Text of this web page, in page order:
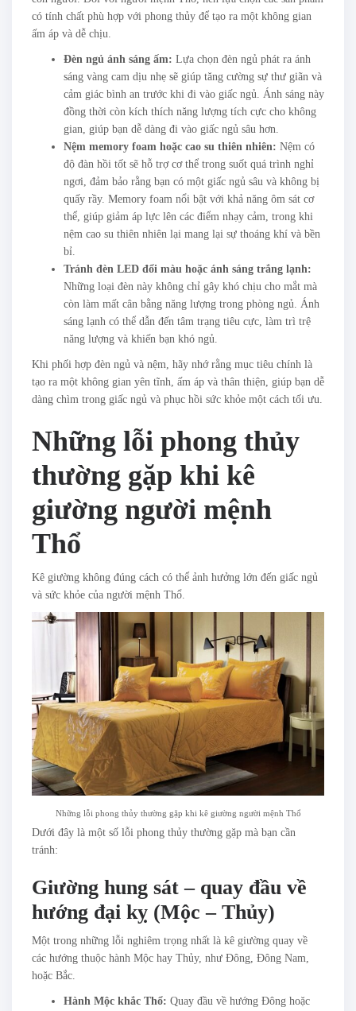
có tính chất phù hợp với phong thủy để tạo ra một không gian
ấm áp và dễ chịu.
Đèn ngủ ánh sáng ấm: Lựa chọn đèn ngủ phát ra ánh
sáng vàng cam dịu nhẹ sẽ giúp tăng cường sự thư giãn và
cảm giác bình an trước khi đi vào giấc ngủ. Ánh sáng này
đồng thời còn kích thích năng lượng tích cực cho không
gian, giúp bạn dễ dàng đi vào giấc ngủ sâu hơn.
Nệm memory foam hoặc cao su thiên nhiên: Nệm có
độ đàn hồi tốt sẽ hỗ trợ cơ thể trong suốt quá trình nghỉ
ngơi, đảm bảo rằng bạn có một giấc ngủ sâu và không bị
quấy rầy. Memory foam nổi bật với khả năng ôm sát cơ
thể, giúp giảm áp lực lên các điểm nhạy cảm, trong khi
nệm cao su thiên nhiên lại mang lại sự thoáng khí và bền
bỉ.
Tránh đèn LED đổi màu hoặc ánh sáng trắng lạnh:
Những loại đèn này không chỉ gây khó chịu cho mắt mà
còn làm mất cân bằng năng lượng trong phòng ngủ. Ánh
sáng lạnh có thể dẫn đến tâm trạng tiêu cực, làm trì trệ
năng lượng và khiến bạn khó ngủ.
Khi phối hợp đèn ngủ và nệm, hãy nhớ rằng mục tiêu chính là
tạo ra một không gian yên tĩnh, ấm áp và thân thiện, giúp bạn dễ
dàng chìm trong giấc ngủ và phục hồi sức khỏe một cách tối ưu.
Những lỗi phong thủy
thường gặp khi kê
giường người mệnh
Thổ
Kê giường không đúng cách có thể ảnh hưởng lớn đến giấc ngủ
và sức khỏe của người mệnh Thổ.
Những lỗi phong thủy thường gặp khi kê giường người mệnh Thổ
Dưới đây là một số lỗi phong thủy thường gặp mà bạn cần
tránh:
Giường hung sát – quay đầu về
hướng đại kỵ (Mộc – Thủy)
Một trong những lỗi nghiêm trọng nhất là kê giường quay về
các hướng thuộc hành Mộc hay Thủy, như Đông, Đông Nam,
hoặc Bắc.
Hành Mộc khắc Thổ: Quay đầu về hướng Đông hoặc